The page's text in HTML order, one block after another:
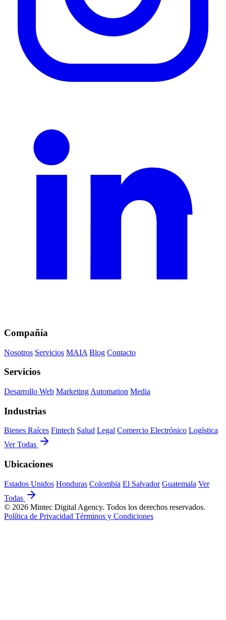
Compañía
Nosotros Servicios MAIA Blog Contacto
Servicios
Desarrollo Web Marketing Automation Media
Industrias
Bienes Raíces Fintech Salud Legal Comercio Electrónico Logística
Ver Todas
Ubicaciones
Estados Unidos Honduras Colombia El Salvador Guatemala Ver
Todas
© 2026 Mintec Digital Agency. Todos los derechos reservados.
Política de Privacidad Términos y Condiciones